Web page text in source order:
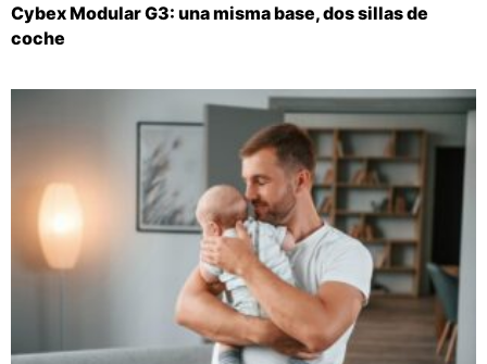
Cybex Modular G3: una misma base, dos sillas de
coche